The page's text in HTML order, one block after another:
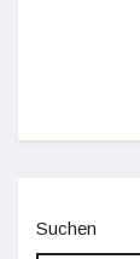
Suchen